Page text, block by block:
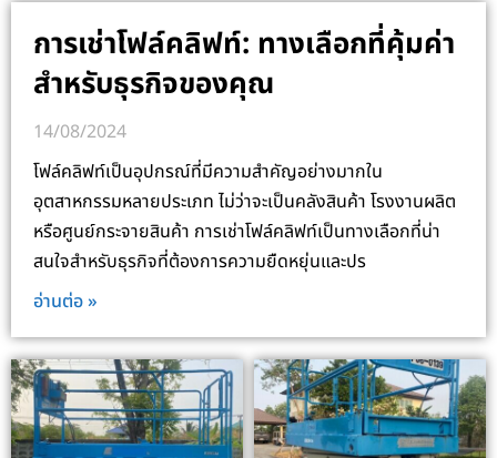
การเช่าโฟล์คลิฟท์: ทางเลือกที่คุ้มค่า
สำหรับธุรกิจของคุณ
14/08/2024
โฟล์คลิฟท์เป็นอุปกรณ์ที่มีความสำคัญอย่างมากใน
อุตสาหกรรมหลายประเภท ไม่ว่าจะเป็นคลังสินค้า โรงงานผลิต
หรือศูนย์กระจายสินค้า การเช่าโฟล์คลิฟท์เป็นทางเลือกที่น่า
สนใจสำหรับธุรกิจที่ต้องการความยืดหยุ่นและปร
อ่านต่อ »